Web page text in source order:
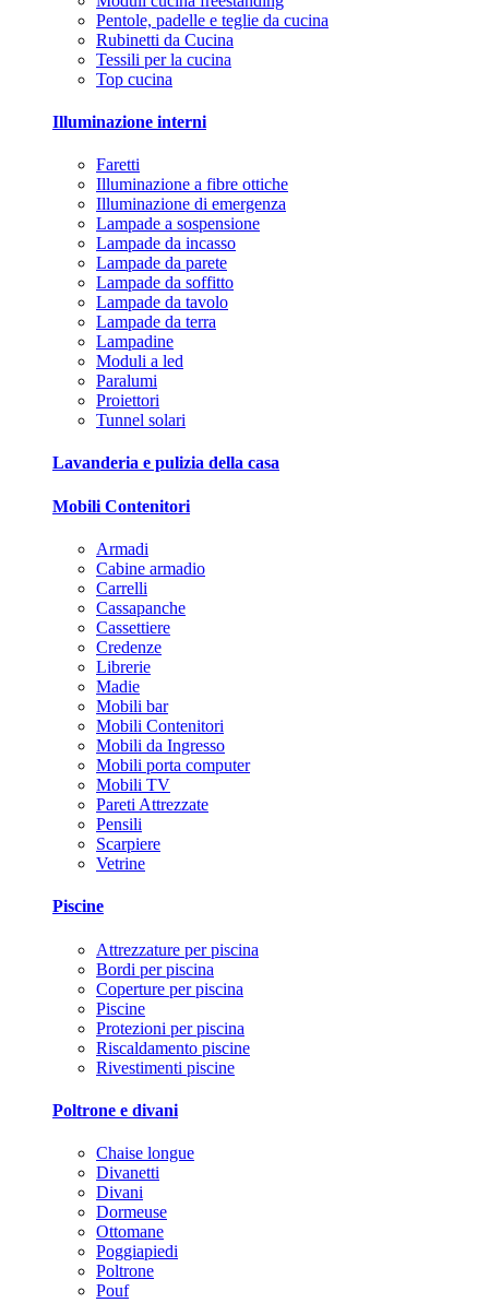
Pentole, padelle e teglie da cucina
Rubinetti da Cucina
Tessili per la cucina
Top cucina
Illuminazione interni
Faretti
Illuminazione a fibre ottiche
Illuminazione di emergenza
Lampade a sospensione
Lampade da incasso
Lampade da parete
Lampade da soffitto
Lampade da tavolo
Lampade da terra
Lampadine
Moduli a led
Paralumi
Proiettori
Tunnel solari
Lavanderia e pulizia della casa
Mobili Contenitori
Armadi
Cabine armadio
Carrelli
Cassapanche
Cassettiere
Credenze
Librerie
Madie
Mobili bar
Mobili Contenitori
Mobili da Ingresso
Mobili porta computer
Mobili TV
Pareti Attrezzate
Pensili
Scarpiere
Vetrine
Piscine
Attrezzature per piscina
Bordi per piscina
Coperture per piscina
Piscine
Protezioni per piscina
Riscaldamento piscine
Rivestimenti piscine
Poltrone e divani
Chaise longue
Divanetti
Divani
Dormeuse
Ottomane
Poggiapiedi
Poltrone
Pouf